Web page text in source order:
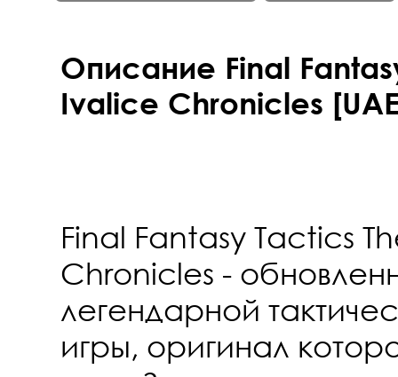
Описание Final
Ivalice Chronicles
Final Fantasy Tactics
Chronicles -
легендарной
игры, оригинал